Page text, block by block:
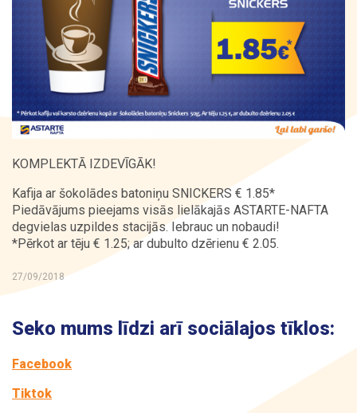
Vairumtirdzniecība Par ASTARTE
Kontakti
KOMPLEKTĀ IZDEVĪGĀK!
Kafija ar šokolādes batoniņu SNICKERS € 1.85*
Piedāvājums pieejams visās lielākajās ASTARTE-NAFTA
degvielas uzpildes stacijās. Iebrauc un nobaudi!
*Pērkot ar tēju € 1.25; ar dubulto dzērienu € 2.05.
27/09/2018
Seko mums līdzi arī sociālajos tīklos:
Facebook
Tiktok